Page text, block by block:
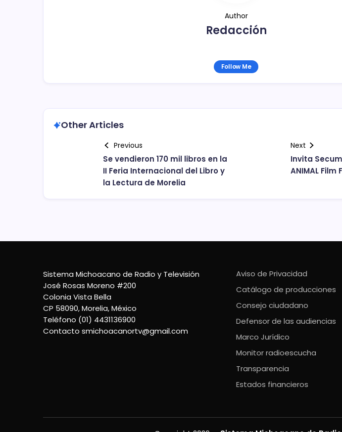
Author
Redacción
Follow Me
Other Articles
Previous
Se vendieron 170 mil libros en la
II Feria Internacional del Libro y
la Lectura de Morelia
Next
Invita
ANIMAL Film
Sistema Michoacano de Radio y Televisión
José Rosas Moreno #200
Colonia Vista Bella
CP 58090, Morelia, México
Teléfono (01) 4431136900
Contacto smichoacanortv@gmail.com
Aviso de Privacidad
Catálogo de producciones
Consejo ciudadano
Defensor de las audiencias
Marco Jurídico
Monitor radioescucha
Transparencia
Estados financieros